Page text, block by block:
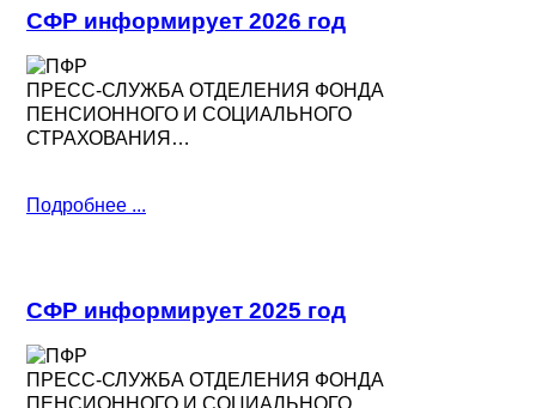
СФР информирует 2026 год
ПРЕСС-СЛУЖБА ОТДЕЛЕНИЯ ФОНДА
ПЕНСИОННОГО И СОЦИАЛЬНОГО
СТРАХОВАНИЯ…
Подробнее ...
СФР информирует 2025 год
ПРЕСС-СЛУЖБА ОТДЕЛЕНИЯ ФОНДА
ПЕНСИОННОГО И СОЦИАЛЬНОГО